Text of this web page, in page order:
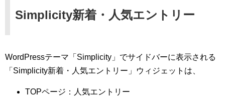
Simplicity新着・人気エントリー
WordPressテーマ「Simplicity」でサイドバーに表示される
「Simplicity新着・人気エントリー」ウィジェットは、
TOPページ：人気エントリー